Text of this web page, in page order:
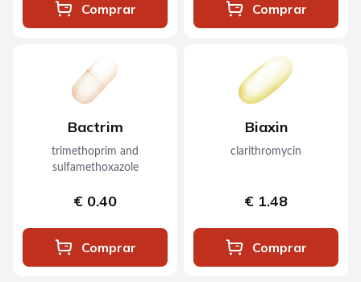
Comprar Comprar
Bactrim
trimethoprim and
sulfamethoxazole
€ 0.40
Comprar
Biaxin
clarithromycin
€ 1.48
Comprar